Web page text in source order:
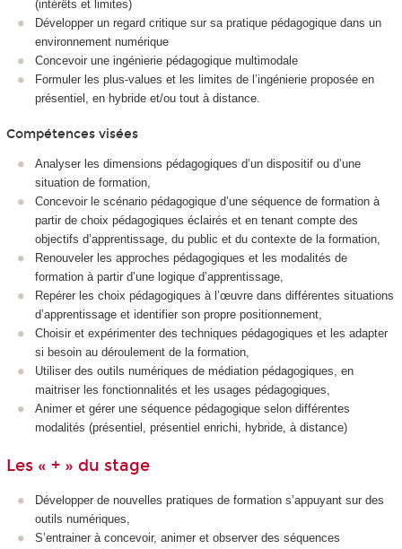
(intérêts et limites)
Développer un regard critique sur sa pratique pédagogique dans un
environnement numérique
Concevoir une ingénierie pédagogique multimodale
Formuler les plus-values et les limites de l’ingénierie proposée en
présentiel, en hybride et/ou tout à distance.
Compétences visées
Analyser les dimensions pédagogiques d’un dispositif ou d’une
situation de formation,
Concevoir le scénario pédagogique d’une séquence de formation à
partir de choix pédagogiques éclairés et en tenant compte des
objectifs d’apprentissage, du public et du contexte de la formation,
Renouveler les approches pédagogiques et les modalités de
formation à partir d’une logique d’apprentissage,
Repérer les choix pédagogiques à l’œuvre dans différentes situations
d’apprentissage et identifier son propre positionnement,
Choisir et expérimenter des techniques pédagogiques et les adapter
si besoin au déroulement de la formation,
Utiliser des outils numériques de médiation pédagogiques, en
maitriser les fonctionnalités et les usages pédagogiques,
Animer et gérer une séquence pédagogique selon différentes
modalités (présentiel, présentiel enrichi, hybride, à distance)
Les « + » du stage
Développer de nouvelles pratiques de formation s’appuyant sur des
outils numériques,
S’entrainer à concevoir, animer et observer des séquences